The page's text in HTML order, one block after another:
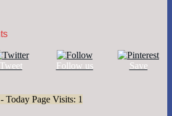
Tweet Follow us Save
Today Page Visits: 1